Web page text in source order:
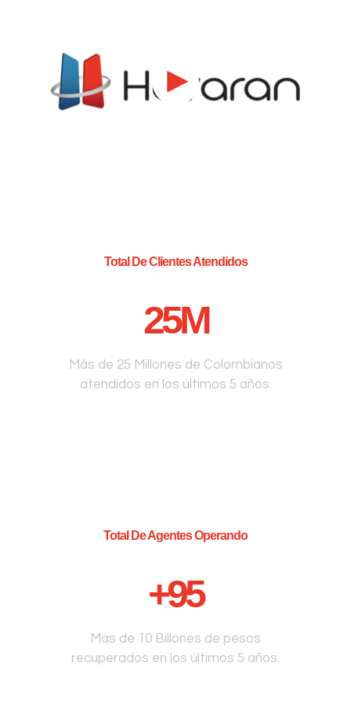
Total De Clientes Atendidos
25M
Más de 25 Millones de Colombianos
atendidos en los últimos 5 años.
Total De Agentes Operando
+95
Más de 10 Billones de pesos
recuperados en los últimos 5 años.